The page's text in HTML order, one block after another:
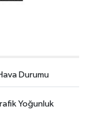
Durumu
Yoğunluk